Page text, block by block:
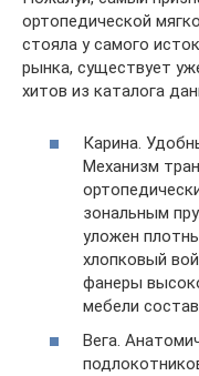
ортопедической
стояла у самого
рынка, существует
хитов из каталога
Карина.
Механизм
зональным
уложен
хлопковый
фанеры
мебели
Вега.